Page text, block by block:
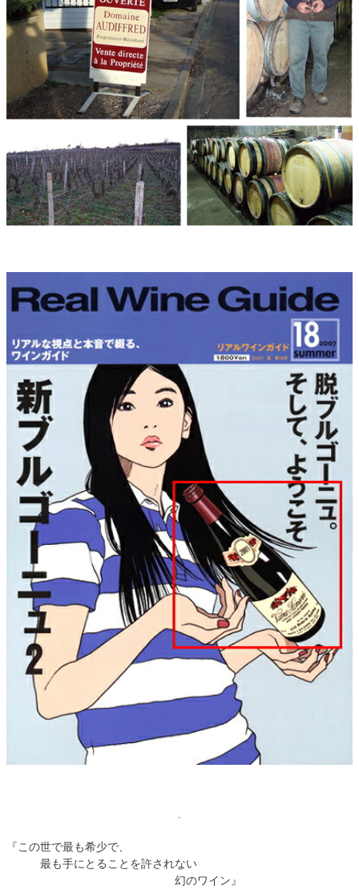
『この世で最も希少で、
最も手にとることを許されない
幻のワイン』